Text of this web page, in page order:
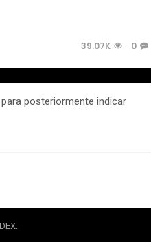
39.07K 0
posteriormente indicar